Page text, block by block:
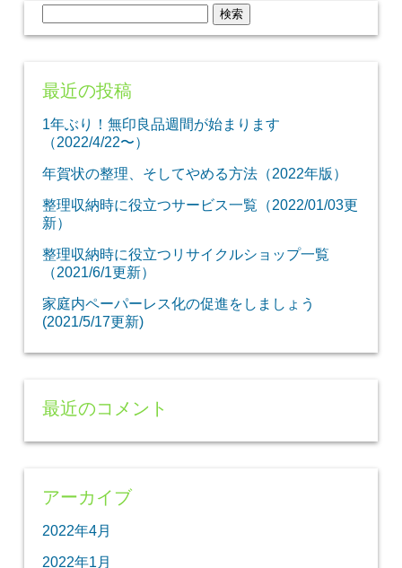
索:
最近の投稿
1年ぶり！無印良品週間が始まります
（2022/4/22〜）
年賀状の整理、そしてやめる方法（2022年版）
整理収納時に役立つサービス一覧（2022/01/03更
新）
整理収納時に役立つリサイクルショップ一覧
（2021/6/1更新）
家庭内ペーパーレス化の促進をしましょう
(2021/5/17更新)
最近のコメント
アーカイブ
2022年4月
2022年1月